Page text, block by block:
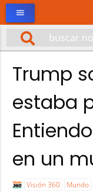
menu
Trump
estaba
en un
Visión 360 Mundo